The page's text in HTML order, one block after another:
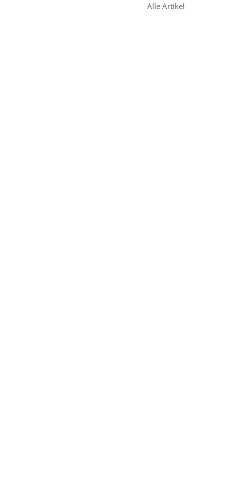
Alle Artikel